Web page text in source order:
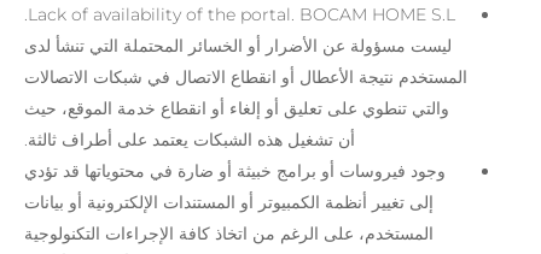
ليست مسؤولة عن الأضرار أو الخسائر المحتملة التي تنشأ لدى
المستخدم نتيجة الأعطال أو انقطاع الاتصال في شبكات الاتصالات
والتي تنطوي على تعليق أو إلغاء أو انقطاع خدمة الموقع، حيث
أن تشغيل هذه الشبكات يعتمد على أطراف ثالثة.
وجود فيروسات أو برامج خبيثة أو ضارة في محتوياتها قد تؤدي
إلى تغيير أنظمة الكمبيوتر أو المستندات الإلكترونية أو بيانات
المستخدم، على الرغم من اتخاذ كافة الإجراءات التكنولوجية